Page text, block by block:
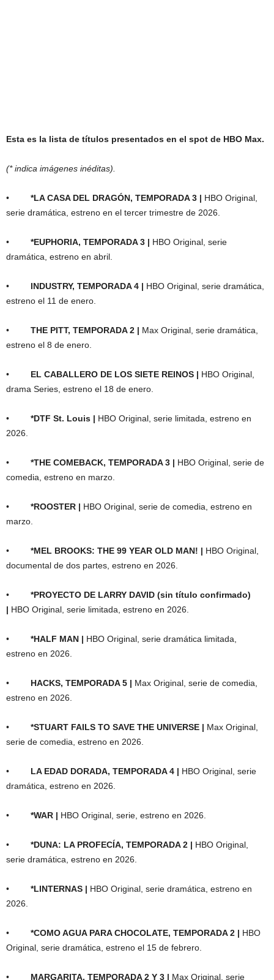
Esta es la lista de títulos presentados en el spot de HBO Max.
(* indica imágenes inéditas).
• *LA CASA DEL DRAGÓN, TEMPORADA 3 | HBO Original,
serie dramática, estreno en el tercer trimestre de 2026.
• *EUPHORIA, TEMPORADA 3 | HBO Original, serie
dramática, estreno en abril.
• INDUSTRY, TEMPORADA 4 | HBO Original, serie dramática,
estreno el 11 de enero.
• THE PITT, TEMPORADA 2 | Max Original, serie dramática,
estreno el 8 de enero.
• EL CABALLERO DE LOS SIETE REINOS | HBO Original,
drama Series, estreno el 18 de enero.
• *DTF St. Louis | HBO Original, serie limitada, estreno en
2026.
• *THE COMEBACK, TEMPORADA 3 | HBO Original, serie de
comedia, estreno en marzo.
• *ROOSTER | HBO Original, serie de comedia, estreno en
marzo.
• *MEL BROOKS: THE 99 YEAR OLD MAN! | HBO Original,
documental de dos partes, estreno en 2026.
• *PROYECTO DE LARRY DAVID (sin título confirmado)
| HBO Original, serie limitada, estreno en 2026.
• *HALF MAN | HBO Original, serie dramática limitada,
estreno en 2026.
• HACKS, TEMPORADA 5 | Max Original, serie de comedia,
estreno en 2026.
• *STUART FAILS TO SAVE THE UNIVERSE | Max Original,
serie de comedia, estreno en 2026.
• LA EDAD DORADA, TEMPORADA 4 | HBO Original, serie
dramática, estreno en 2026.
• *WAR | HBO Original, serie, estreno en 2026.
• *DUNA: LA PROFECÍA, TEMPORADA 2 | HBO Original,
serie dramática, estreno en 2026.
• *LINTERNAS | HBO Original, serie dramática, estreno en
2026.
• *COMO AGUA PARA CHOCOLATE, TEMPORADA 2 | HBO
Original, serie dramática, estreno el 15 de febrero.
• MARGARITA, TEMPORADA 2 Y 3 | Max Original, serie